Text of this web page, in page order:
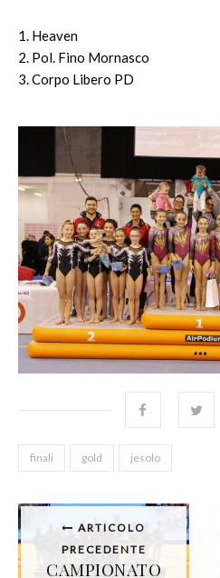
1. Heaven
2. Pol. Fino Mornasco
3. Corpo Libero PD
finali gold jesolo
ARTICOLO
PRECEDENTE
CAMPIONATO